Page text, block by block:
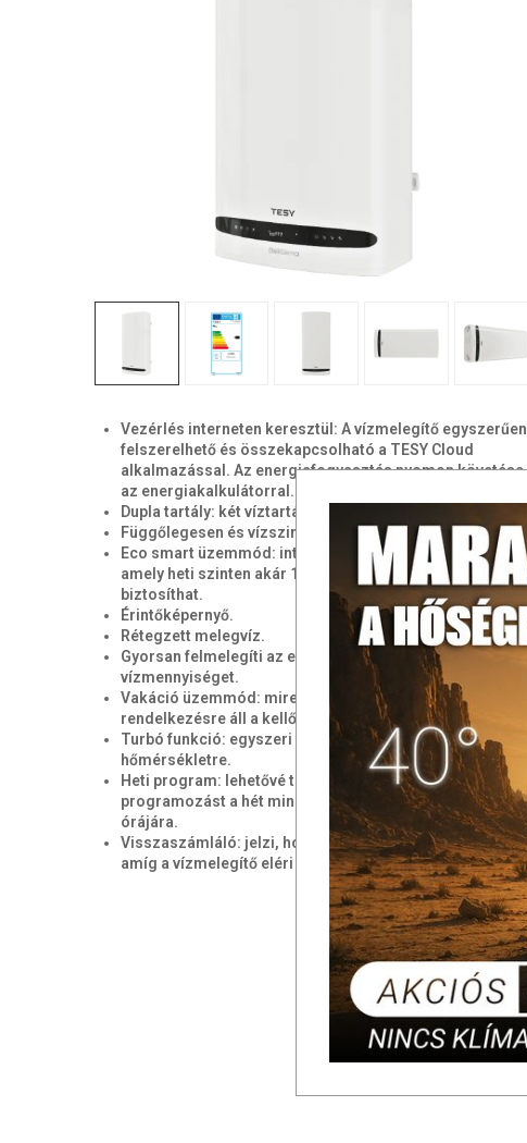
Vezérlés interneten keresztül: A vízmelegítő egyszerűen
felszerelhető és összekapcsolható a TESY Cloud
alkalmazással. Az energiafogyasztás nyomon követése
az energiakalkulátorral.
Dupla tartály: két víztartály különálló fűtőbetétekkel.
Függőlegesen és vízszintesen is felszerelhető.
Eco smart üzemmód: intelligens és öntanuló üzemmód,
amely heti szinten akár 18%-os energiamegtakarítást is
biztosíthat.
Érintőképernyő.
Rétegzett melegvíz.
Gyorsan felmelegíti az első zuhanyhoz szükséges
vízmennyiséget.
Vakáció üzemmód: mire hazaér a család a nyaralásból,
rendelkezésre áll a kellő mennyiségű meleg víz.
Turbó funkció: egyszeri felmelegítés a maximális
hőmérsékletre.
Heti program: lehetővé teszi a személyre szabott
programozást a hét minden napjára és a nap minden
órájára.
Visszaszámláló: jelzi, hogy mennyi idő van még hátra,
amíg a vízmelegítő eléri a kívánt hőmérsékletet.